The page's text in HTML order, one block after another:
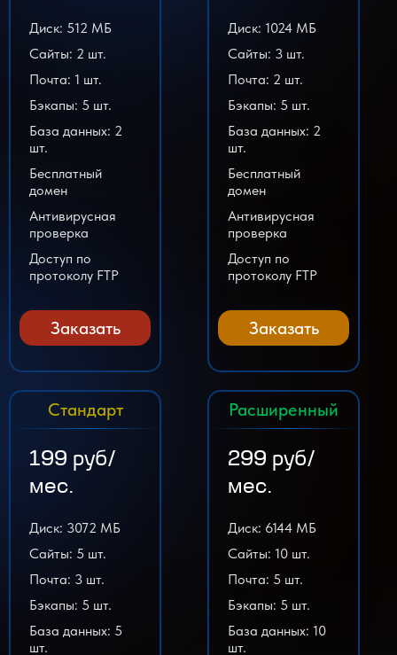
Диск: 512 МБ
Сайты: 2 шт.
Почта: 1 шт.
Бэкапы: 5 шт.
База данных: 2
шт.
Бесплатный
домен
Антивирусная
проверка
Доступ по
протоколу FTP
Заказать
Диск: 1024 МБ
Сайты: 3 шт.
Почта: 2 шт.
Бэкапы: 5 шт.
База данных: 2
шт.
Бесплатный
домен
Антивирусная
проверка
Доступ по
протоколу FTP
Заказать
Стандарт
199 руб/
мес.
Диск: 3072 МБ
Сайты: 5 шт.
Почта: 3 шт.
Бэкапы: 5 шт.
База данных: 5
шт.
Расширенный
299 руб/
мес.
Диск: 6144 МБ
Сайты: 10 шт.
Почта: 5 шт.
Бэкапы: 5 шт.
База данных: 10
шт.